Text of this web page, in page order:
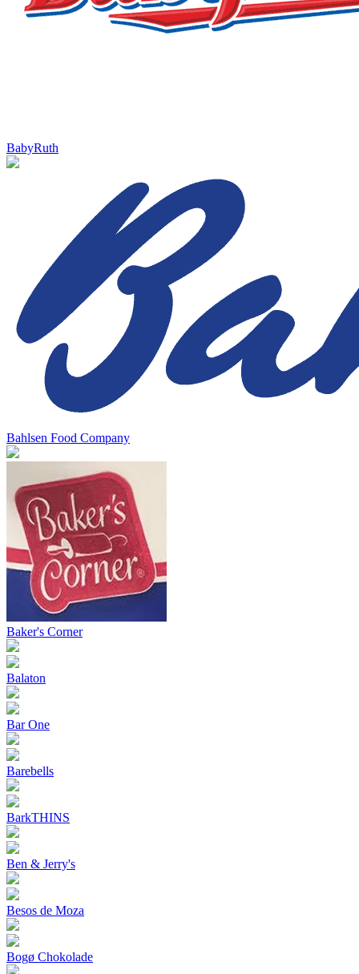
BabyRuth
Bahlsen Food Company
Baker's Corner
Balaton
Bar One
Barebells
BarkTHINS
Ben & Jerry's
Besos de Moza
Bogø Chokolade